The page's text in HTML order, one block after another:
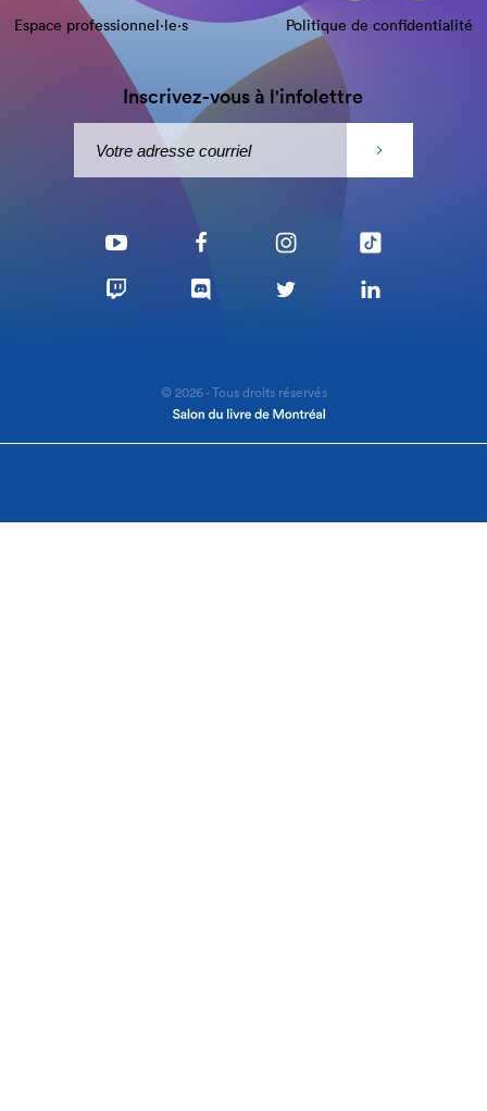
Espace professionnel·le⋅s
Politique de confidentialité
Inscrivez-vous à l'infolettre
© 2026 - Tous droits réservés